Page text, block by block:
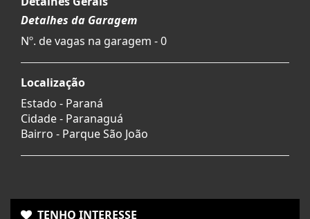
Detalhes da Garagem
Nº. de vagas na garagem - 0
Localização
Estado - Paraná
Cidade - Paranaguá
Bairro - Parque São João
TENHO INTERESSE